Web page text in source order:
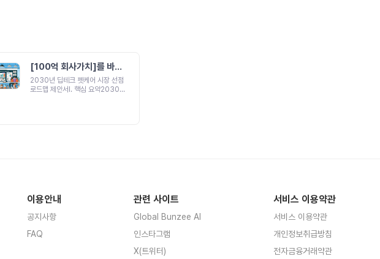
[100억 회사가치]를 바라
보는 펫로그 대표 모집
2030년 딥테크 펫케어 시장 선점
로드맵 제안서I. 핵심 요약2030년
요 → 2026~2029년 준비2028
비 완료II. 배경 분석1. 펫코노미 2.0
반: 반려동물 시장이 단순 사육을 넘
직무와 연결되는 강점이 빠지거나 흐
연봉 수백만원을 좌지우지 합니다.이
구조적인 문제라고 느꼈습니다. 커리
어 경험은 매일 쌓이지만, 그것을 기
록하고 해석하는 방식은 여전히 지원
이용안내
공지사항
FAQ
관련 사이트
Global Bunzee AI
인스타그램
X(트위터)
서비스 이용약관
서비스 이용약관
개인정보취급방침
전자금융거래약관